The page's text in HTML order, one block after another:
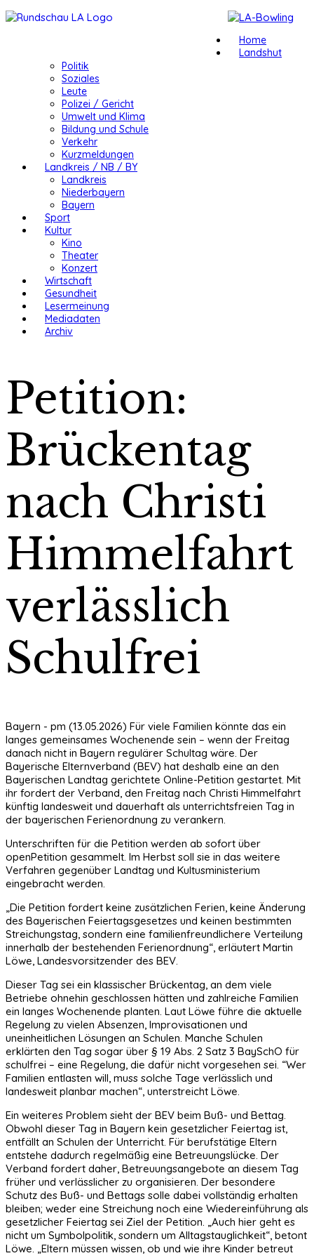
Home
Landshut
Politik
Soziales
Leute
Polizei / Gericht
Umwelt und Klima
Bildung und Schule
Verkehr
Kurzmeldungen
Landkreis / NB / BY
Landkreis
Niederbayern
Bayern
Sport
Kultur
Kino
Theater
Konzert
Wirtschaft
Gesundheit
Lesermeinung
Mediadaten
Archiv
Petition:
Brückentag
nach Christi
Himmelfahrt
verlässlich
Schulfrei
Bayern - pm (13.05.2026) Für viele Familien könnte das ein
langes gemeinsames Wochenende sein – wenn der Freitag
danach nicht in Bayern regulärer Schultag wäre. Der
Bayerische Elternverband (BEV) hat deshalb eine an den
Bayerischen Landtag gerichtete Online-Petition gestartet. Mit
ihr fordert der Verband, den Freitag nach Christi Himmelfahrt
künftig landesweit und dauerhaft als unterrichtsfreien Tag in
der bayerischen Ferienordnung zu verankern.
Unterschriften für die Petition werden ab sofort über
openPetition gesammelt. Im Herbst soll sie in das weitere
Verfahren gegenüber Landtag und Kultusministerium
eingebracht werden.
„Die Petition fordert keine zusätzlichen Ferien, keine Änderung
des Bayerischen Feiertagsgesetzes und keinen bestimmten
Streichungstag, sondern eine familienfreundlichere Verteilung
innerhalb der bestehenden Ferienordnung“, erläutert Martin
Löwe, Landesvorsitzender des BEV.
Dieser Tag sei ein klassischer Brückentag, an dem viele
Betriebe ohnehin geschlossen hätten und zahlreiche Familien
ein langes Wochenende planten. Laut Löwe führe die aktuelle
Regelung zu vielen Absenzen, Improvisationen und
uneinheitlichen Lösungen an Schulen. Manche Schulen
erklärten den Tag sogar über § 19 Abs. 2 Satz 3 BaySchO für
schulfrei – eine Regelung, die dafür nicht vorgesehen sei. “Wer
Familien entlasten will, muss solche Tage verlässlich und
landesweit planbar machen“, unterstreicht Löwe.
Ein weiteres Problem sieht der BEV beim Buß- und Bettag.
Obwohl dieser Tag in Bayern kein gesetzlicher Feiertag ist,
entfällt an Schulen der Unterricht. Für berufstätige Eltern
entstehe dadurch regelmäßig eine Betreuungslücke. Der
Verband fordert daher, Betreuungsangebote an diesem Tag
früher und verlässlicher zu organisieren. Der besondere
Schutz des Buß- und Bettags solle dabei vollständig erhalten
bleiben; weder eine Streichung noch eine Wiedereinführung als
gesetzlicher Feiertag sei Ziel der Petition. „Auch hier geht es
nicht um Symbolpolitik, sondern um Alltagstauglichkeit“, betont
Löwe. „Eltern müssen wissen, ob und wie ihre Kinder betreut